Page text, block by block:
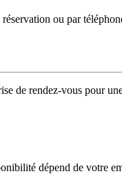
ou par
de rendez-vous pour
dépend de votre